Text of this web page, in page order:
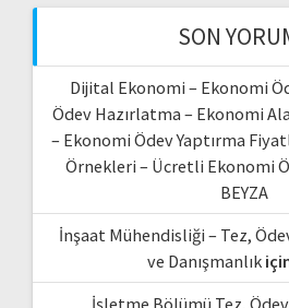
SON
Dijital Ekonomi – Ekonomi
Ödev Hazırlatma – Ekonomi
– Ekonomi Ödev Yaptırma
Örnekleri – Ücretli Ekonomi
BEYZA
İnşaat Mühendisliği – Tez,
ve Danışmanlık